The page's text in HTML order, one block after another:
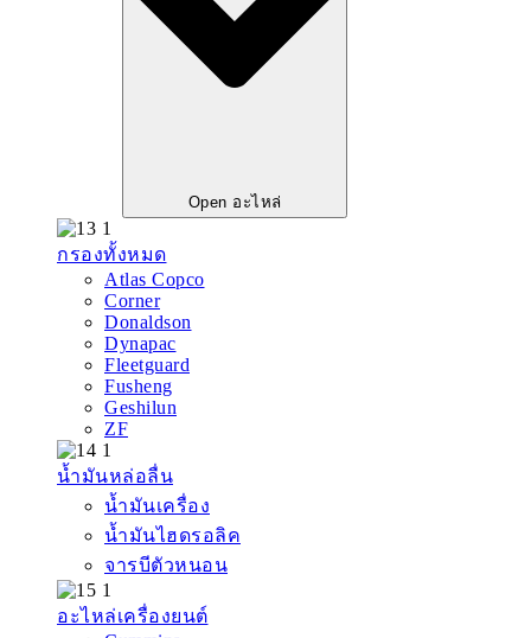
Open อะไหล่
กรองทั้งหมด
Atlas Copco
Corner
Donaldson
Dynapac
Fleetguard
Fusheng
Geshilun
ZF
น้ำมันหล่อลื่น
น้ำมันเครื่อง
น้ำมันไฮดรอลิค
จารบีตัวหนอน
อะไหล่เครื่องยนต์